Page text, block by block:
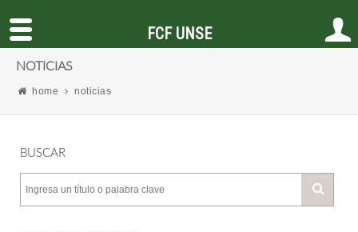
NOTICIAS
home noticias
BUSCAR
FCF UNSE